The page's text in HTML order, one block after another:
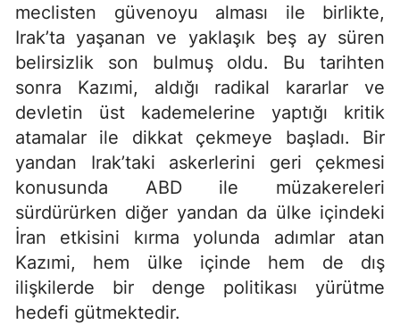
meclisten güvenoyu alması ile birlikte,
Irak’ta yaşanan ve yaklaşık beş ay süren
belirsizlik son bulmuş oldu. Bu tarihten
sonra Kazımi, aldığı radikal kararlar ve
devletin üst kademelerine yaptığı kritik
atamalar ile dikkat çekmeye başladı. Bir
yandan Irak’taki askerlerini geri çekmesi
konusunda ABD ile müzakereleri
sürdürürken diğer yandan da ülke içindeki
İran etkisini kırma yolunda adımlar atan
Kazımi, hem ülke içinde hem de dış
ilişkilerde bir denge politikası yürütme
hedefi gütmektedir.